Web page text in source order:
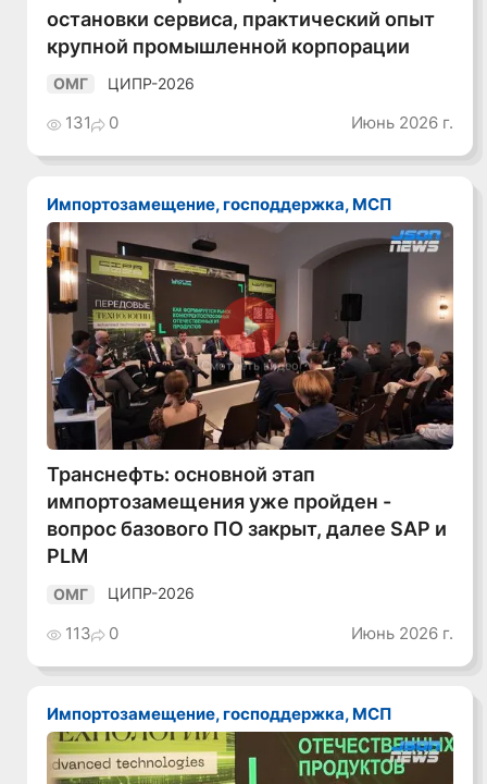
остановки сервиса, практический опыт
крупной промышленной корпорации
ОМГ ЦИПР-2026
131 0 Июнь 2026 г.
Импортозамещение, господдержка, МСП
Смотреть видео
Транснефть: основной этап
импортозамещения уже пройден -
вопрос базового ПО закрыт, далее SAP и
PLM
ОМГ ЦИПР-2026
113 0 Июнь 2026 г.
Импортозамещение, господдержка, МСП